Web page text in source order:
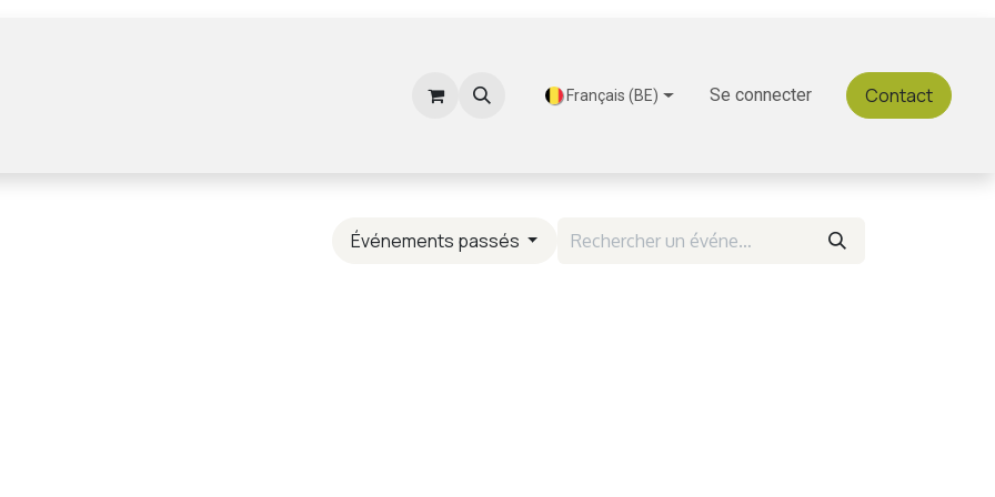
Applications Découvrez Gastromeals
Français (BE) Se connecter Contact
Événements passés